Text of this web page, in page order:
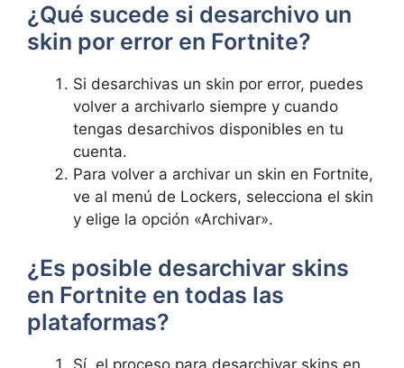
¿Qué sucede si desarchivo un
skin por error en Fortnite?
Si desarchivas un skin por error, puedes
volver a archivarlo siempre y cuando
tengas desarchivos disponibles en tu
cuenta.
Para volver a archivar un skin en Fortnite,
ve al menú de Lockers, selecciona el skin
y elige la opción «Archivar».
¿Es posible desarchivar skins
en Fortnite en todas las
plataformas?
Sí, el proceso para desarchivar skins en